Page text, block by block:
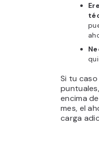
Si tu
encima
mes, el
carga